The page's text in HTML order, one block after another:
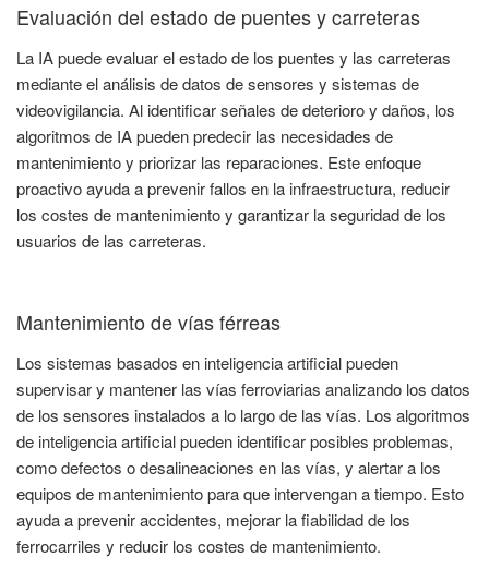
Evaluación del estado de puentes y carreteras
La IA puede evaluar el estado de los puentes y las carreteras
mediante el análisis de datos de sensores y sistemas de
videovigilancia. Al identificar señales de deterioro y daños, los
algoritmos de IA pueden predecir las necesidades de
mantenimiento y priorizar las reparaciones. Este enfoque
proactivo ayuda a prevenir fallos en la infraestructura, reducir
los costes de mantenimiento y garantizar la seguridad de los
usuarios de las carreteras.
Mantenimiento de vías férreas
Los sistemas basados en inteligencia artificial pueden
supervisar y mantener las vías ferroviarias analizando los datos
de los sensores instalados a lo largo de las vías. Los algoritmos
de inteligencia artificial pueden identificar posibles problemas,
como defectos o desalineaciones en las vías, y alertar a los
equipos de mantenimiento para que intervengan a tiempo. Esto
ayuda a prevenir accidentes, mejorar la fiabilidad de los
ferrocarriles y reducir los costes de mantenimiento.